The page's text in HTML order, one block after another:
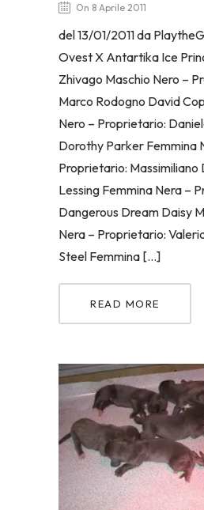
On 8 Aprile 2011
del 13/01/2011 da
Ovest X Antartika Ice
Zhivago Maschio Nero –
Marco Rodogno David
Nero – Proprietario:
Dorothy Parker Femmina
Proprietario: Massimiliano
Lessing Femmina Nera –
Dangerous Dream Daisy
Nera – Proprietario:
Steel Femmina […]
READ MORE